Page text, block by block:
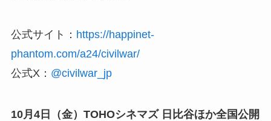
公式サイト： https://happinet-
phantom.com/a24/civilwar/
公式X： @civilwar_jp
10月4日（金）TOHOシネマズ 日比谷ほか全国公開